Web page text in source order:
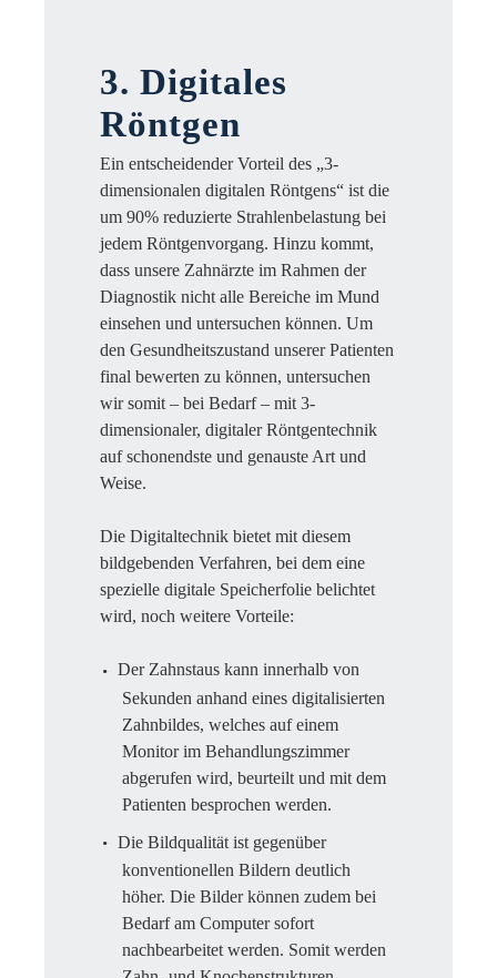
3. Digitales
Röntgen
Ein entscheidender Vorteil des „3-
dimensionalen digitalen Röntgens“ ist die
um 90% reduzierte Strahlenbelastung bei
jedem Röntgenvorgang. Hinzu kommt,
dass unsere Zahnärzte im Rahmen der
Diagnostik nicht alle Bereiche im Mund
einsehen und untersuchen können. Um
den Gesundheitszustand unserer Patienten
final bewerten zu können, untersuchen
wir somit – bei Bedarf – mit 3-
dimensionaler, digitaler Röntgentechnik
auf schonendste und genauste Art und
Weise.
Die Digitaltechnik bietet mit diesem
bildgebenden Verfahren, bei dem eine
spezielle digitale Speicherfolie belichtet
wird, noch weitere Vorteile:
Der Zahnstaus kann innerhalb von
Sekunden anhand eines digitalisierten
Zahnbildes, welches auf einem
Monitor im Behandlungszimmer
abgerufen wird, beurteilt und mit dem
Patienten besprochen werden.
Die Bildqualität ist gegenüber
konventionellen Bildern deutlich
höher. Die Bilder können zudem bei
Bedarf am Computer sofort
nachbearbeitet werden. Somit werden